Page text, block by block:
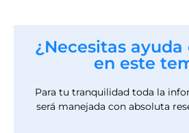
¿Necesitas ayuda
en este
Para tu tranquilidad toda la
será manejada con absoluta